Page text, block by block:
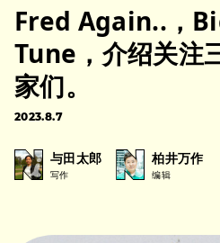
Fred Again..，
Tune，介绍关注
家们。
2023.8.7
与田太郎
写作
柏井万作
编辑